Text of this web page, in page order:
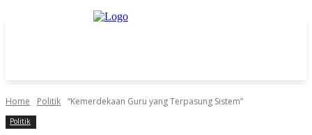
Home Politik “Kemerdekaan Guru yang Terpasung Sistem”
Politik